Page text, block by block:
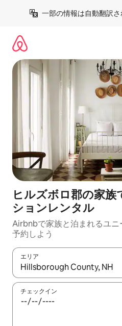
一部の情報は自動翻訳さ
ヒルズボロ郡の家族
ションレンタル
Airbnbで家族と泊まれるユニ
予約しよう
エリア
検索結果が表示されたら、上
チェックイン